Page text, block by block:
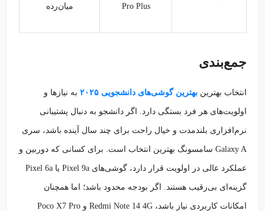
Pro Plus
میان‌رده
جمع‌بندی
انتخاب بهترینبهترین گوشی‌های دانشجویی ۲۰۲۵ به نیازها و
اولویت‌های هر فرد بستگی دارد. اگر دانشجو به دنبال پشتیبانی
نرم‌افزاری بلندمدت و خیال راحت برای چند سال آینده باشد، سری
Galaxy A سامسونگ بهترین انتخاب است. برای کسانی که دوربین و
عملکرد عالی در اولویت قرار دارد، گوشی‌های Pixel 9a یا Pixel 6a
گزینه‌ای بی‌رقیب هستند. اگر بودجه محدود باشد؛ اما همچنان
امکانات کاربردی نیاز باشد، Redmi Note 14 4G و Poco X7 Pro